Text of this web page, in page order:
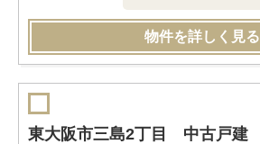
物件を詳しく見る
東大阪市三島2丁目 中古戸建